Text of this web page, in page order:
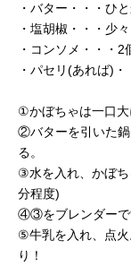
・バター・・・ひ
・塩胡椒・・・少々
・コンソメ・・・2
・パセリ(あれば)・
①かぼちゃは一口大
②バターを引いた鍋
る。
③水を入れ、かぼ
分程度)
④③をブレンダーで
⑤牛乳を入れ、点
り！